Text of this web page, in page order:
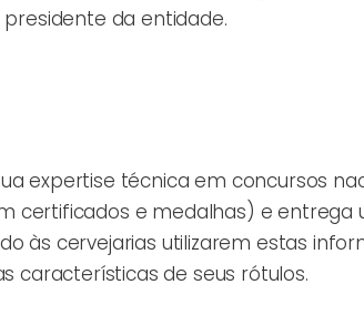
presidente da entidade.
expertise técnica em concursos
certificados e medalhas) e
às cervejarias utilizarem estas
características de seus rótulos.